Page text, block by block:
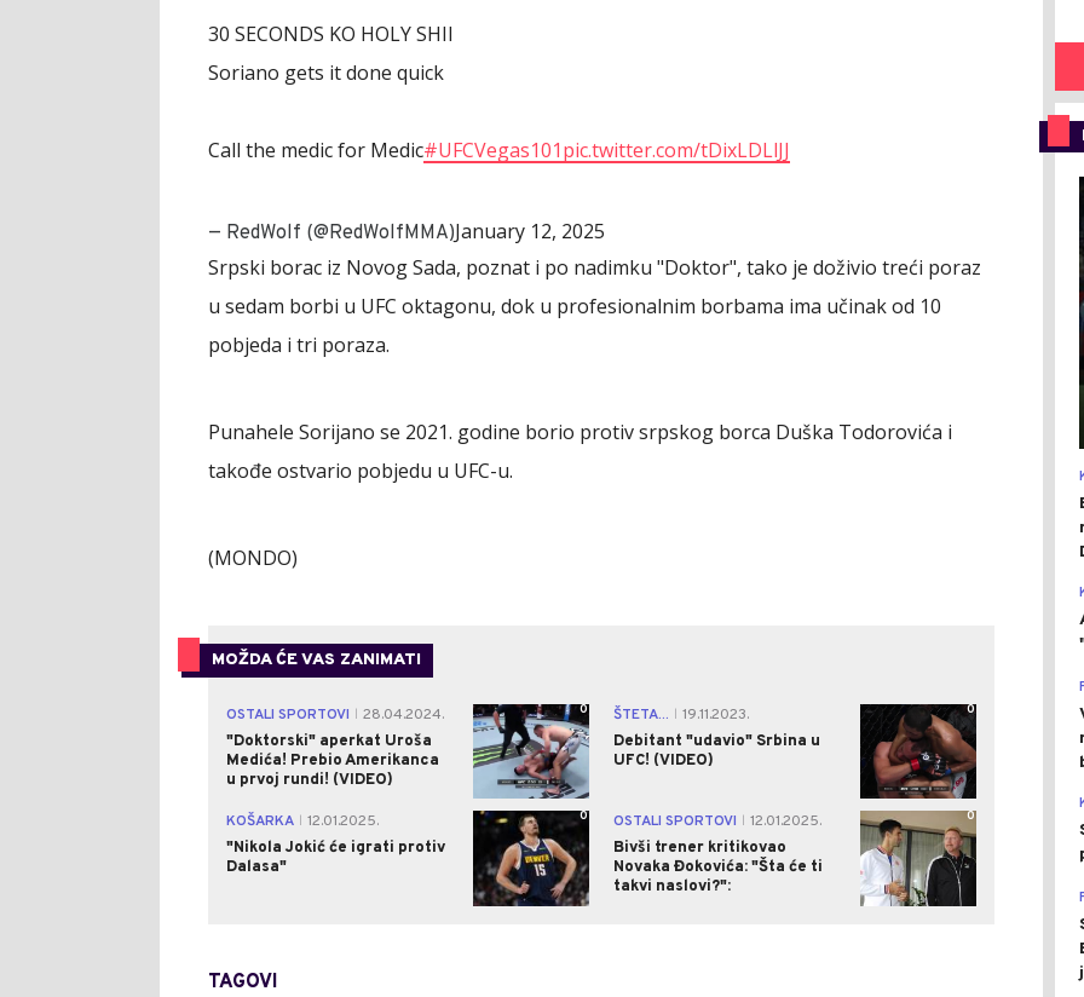
30 SECONDS KO HOLY SHII
Soriano gets it done quick
Call the medic for Medic#UFCVegas101pic.twitter.com/tDixLDLlJJ
— RedWolf (@RedWolfMMA)January 12, 2025
Srpski borac iz Novog Sada, poznat i po nadimku "Doktor", tako je doživio treći poraz
u sedam borbi u UFC oktagonu, dok u profesionalnim borbama ima učinak od 10
pobjeda i tri poraza.
Punahele Sorijano se 2021. godine borio protiv srpskog borca Duška Todorovića i
takođe ostvario pobjedu u UFC-u.
(MONDO)
MOŽDA ĆE VAS ZANIMATI
OSTALI SPORTOVI
28.04.2024.
"Doktorski" aperkat Uroša
Medića! Prebio Amerikanca
u prvoj rundi! (VIDEO)
0 ŠTETA...
19.11.2023.
Debitant "udavio" Srbina u
UFC! (VIDEO)
0
KOŠARKA
12.01.2025.
"Nikola Jokić će igrati protiv
Dalasa"
0 OSTALI SPORTOVI
12.01.2025.
Bivši trener kritikovao
Novaka Đokovića: "Šta će ti
takvi naslovi?":
0
TAGOVI